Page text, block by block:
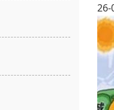
26-